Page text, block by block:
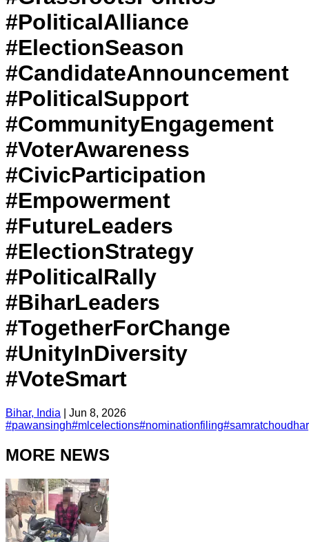
#PoliticalAlliance
#ElectionSeason
#CandidateAnnouncement
#PoliticalSupport
#CommunityEngagement
#VoterAwareness
#CivicParticipation
#Empowerment
#FutureLeaders
#ElectionStrategy
#PoliticalRally
#BiharLeaders
#TogetherForChange
#UnityInDiversity
#VoteSmart
Bihar, India
Jun 8, 2026
#pawansingh#mlcelections#nominationfiling#
MORE NEWS